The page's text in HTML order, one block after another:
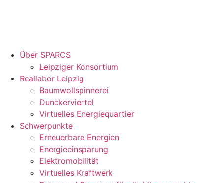
Über SPARCS
Leipziger Konsortium
Reallabor Leipzig
Baumwollspinnerei
Dunckerviertel
Virtuelles Energiequartier
Schwerpunkte
Erneuerbare Energien
Energieeinsparung
Elektromobilität
Virtuelles Kraftwerk